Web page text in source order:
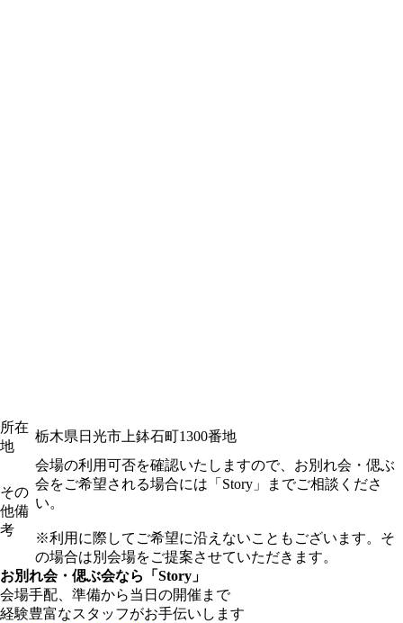
所在
地
栃木県日光市上鉢石町1300番地
その
他備
考
会場の利用可否を確認いたしますので、お別れ会・偲ぶ
会をご希望される場合には「Story」までご相談くださ
い。
※利用に際してご希望に沿えないこともございます。そ
の場合は別会場をご提案させていただきます。
お別れ会・偲ぶ会なら「Story」
会場手配、準備から当日の開催まで
経験豊富なスタッフがお手伝いします